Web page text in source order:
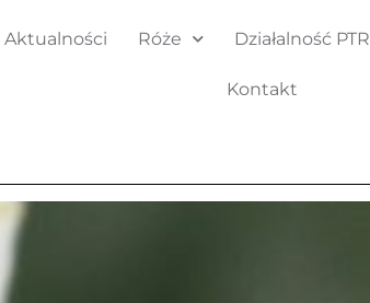
Aktualności Róże Działalność PTR
Kontakt